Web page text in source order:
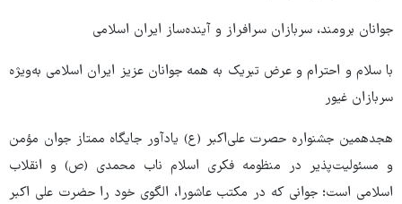
جوانان برومند، سربازان سرافراز و آینده‌ساز ایران اسلامی
با سلام و احترام و عرض تبریک به همه جوانان عزیز ایران اسلامی به‌ویژه
سربازان غیور
هجدهمین جشنواره حصرت علی‌اکبر (ع) یادآور جایگاه ممتاز جوان مؤمن
و مسئولیت‌پذیر در منظومه فکری اسلام ناب محمدی (ص) و انقلاب
اسلامی است؛ جوانی که در مکتب عاشورا، الگوی خود را حضرت علی اکبر